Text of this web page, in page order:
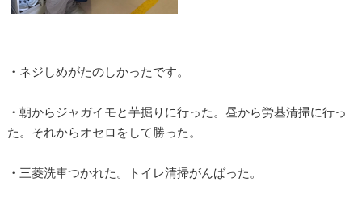
・ネジしめがたのしかったです。
・朝からジャガイモと芋掘りに行った。昼から労基清掃に行っ
た。それからオセロをして勝った。
・三菱洗車つかれた。トイレ清掃がんばった。